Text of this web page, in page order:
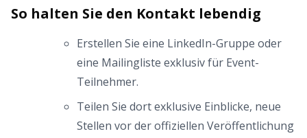
So halten Sie den Kontakt lebendig
Erstellen Sie eine LinkedIn-Gruppe oder
eine Mailingliste exklusiv für Event-
Teilnehmer.
Teilen Sie dort exklusive Einblicke, neue
Stellen vor der offiziellen Veröffentlichung